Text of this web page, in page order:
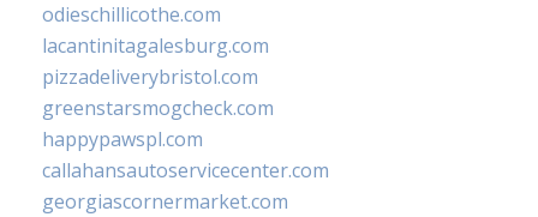
odieschillicothe.com
lacantinitagalesburg.com
pizzadeliverybristol.com
greenstarsmogcheck.com
happypawspl.com
callahansautoservicecenter.com
georgiascornermarket.com